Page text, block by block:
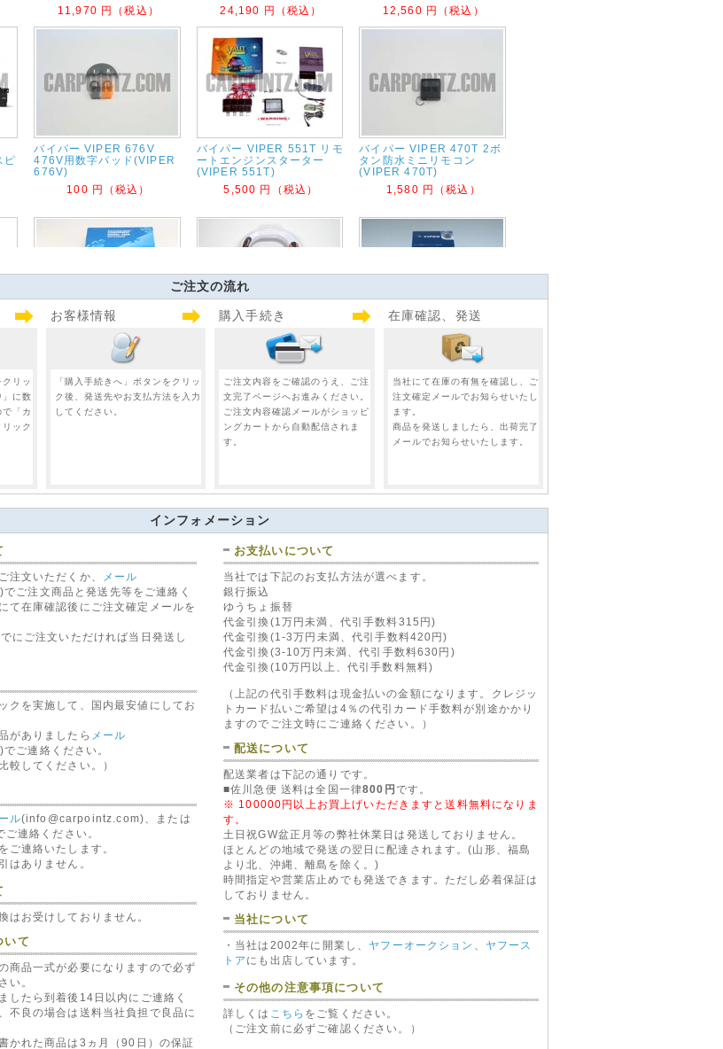
11,970 円（税込）
24,190 円（税込）
12,560 円（税込）
ピ
バイパー VIPER 676V
476V用数字パッド(VIPER
676V)
100 円（税込）
バイパー VIPER 551T リモ
ートエンジンスターター
(VIPER 551T)
5,500 円（税込）
バイパー VIPER 470T 2ボ
タン防水ミニリモコン
(VIPER 470T)
1,580 円（税込）
バイパー VIPER 450R チャ
ンネル増設ユニット(受信機
内蔵)(VIPER 450R)
8,640 円（税込）
バラッド VARAD VS250BL
(新VS350BL) スキャナー青
(VARADVS250BL
3,740 円（税込）
バイパー VIPER 5701 (新
791XV) セキュリティーシ
ステム(VIPER 5701)
17,750 円（税込）
バイパー VIPER 130XV リ
モートエンジンスターター
JBL GTO429 スピーカー
(JBLGTO429)
8,960 円（税込）
キッカー KICKER GT2 ア
(KICKER GT2)
1,490 円（税込）
バイパー VIPER 524N 2ワ
イヤードアロックモーター
(VIPER524N)
3,740 円（税込）
バイパー VIPER 1900G
GMデータインターフェース
(DEI1900G)
ュリティー/盗難防止
(VIPER 330V)
ご注文の流れ
リッ
」に数
「カ
ック
お客様情報
「購入手続きへ」ボタンをクリッ
ク後、発送先やお支払方法を入力
してください。
購入手続き
ご注文内容をご確認のうえ、ご注
文完了ページへお進みください。
ご注文内容確認メールがショッピ
ングカートから自動配信されま
す。
在庫確認、発送
当社にて在庫の有無を確認し、ご
注文確定メールでお知らせいたし
ます。
商品を発送しましたら、出荷完了
メールでお知らせいたします。
インフォメーション
注文いただくか、
メール
ご注文商品と発送先等をご連絡く
て在庫確認後にご注文確定メールを
にご注文いただければ当日発送し
クを実施して、国内最安値にしてお
がありましたら メール
ご連絡ください。
較してください。）
ル(info@carpointz.com)、または
連絡ください。
ご連絡いたします。
はありません。
はお受けしておりません。
いて
商品一式が必要になりますので必ず
い。
したら到着後14日以内にご連絡く
不良の場合は送料当社負担で良品に
かれた商品は3ヵ月（90日）の保証
お支払いについて
当社では下記のお支払方法が選べます。
銀行振込
ゆうちょ振替
代金引換(1万円未満、代引手数料315円)
代金引換(1-3万円未満、代引手数料420円)
代金引換(3-10万円未満、代引手数料630円)
代金引換(10万円以上、代引手数料無料)
（上記の代引手数料は現金払いの金額になります。クレジッ
トカード払いご希望は4％の代引カード手数料が別途かかり
ますのでご注文時にご連絡ください。）
配送について
配送業者は下記の通りです。
■佐川急便 送料は全国一律800円です。
※ 100000円以上お買上げいただきますと送料無料になりま
す。
土日祝GW盆正月等の弊社休業日は発送しておりません。
ほとんどの地域で発送の翌日に配達されます。(山形、福島
より北、沖縄、離島を除く。)
時間指定や営業店止めでも発送できます。ただし必着保証は
しておりません。
当社について
・当社は2002年に開業し、 ヤフーオークション
ヤフース
トア にも出店しています。
その他の注意事項について
詳しくは こちら をご覧ください。
（ご注文前に必ずご確認ください。）